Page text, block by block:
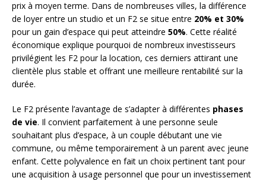
prix à moyen terme. Dans de nombreuses villes, la différence
de loyer entre un studio et un F2 se situe entre 20% et 30%
pour un gain d’espace qui peut atteindre 50%. Cette réalité
économique explique pourquoi de nombreux investisseurs
privilégient les F2 pour la location, ces derniers attirant une
clientèle plus stable et offrant une meilleure rentabilité sur la
durée.
Le F2 présente l’avantage de s’adapter à différentes phases
de vie. Il convient parfaitement à une personne seule
souhaitant plus d’espace, à un couple débutant une vie
commune, ou même temporairement à un parent avec jeune
enfant. Cette polyvalence en fait un choix pertinent tant pour
une acquisition à usage personnel que pour un investissement